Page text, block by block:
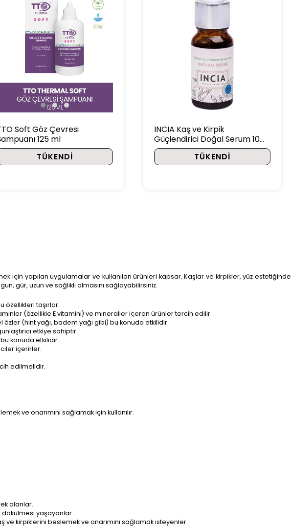
Soft Göz Çevresi
125 ml
TÜKENDI
INCIA Kaş ve Kirpik
Güçlendirici Doğal Serum 10
ml x 2 Adet
TÜKENDI
için yapılan uygulamalar ve kullanılan ürünleri kapsar. Kaşlar ve kirpikler, yüz estetiğinde
gür, uzun ve sağlıklı olmasını sağlayabilirsiniz.
özellikleri taşırlar:
(özellikle E vitamini) ve mineraller içeren ürünler tercih edilir.
özler (hint yağı, badem yağı gibi) bu konuda etkilidir.
etkiye sahiptir.
konuda etkilidir.
içerirler.
edilmelidir.
ve onarımını sağlamak için kullanılır.
olanlar.
dökülmesi yaşayanlar.
kirpiklerini beslemek ve onarımını sağlamak isteyenler.